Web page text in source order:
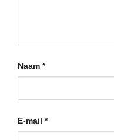
Naam *
E-mail *